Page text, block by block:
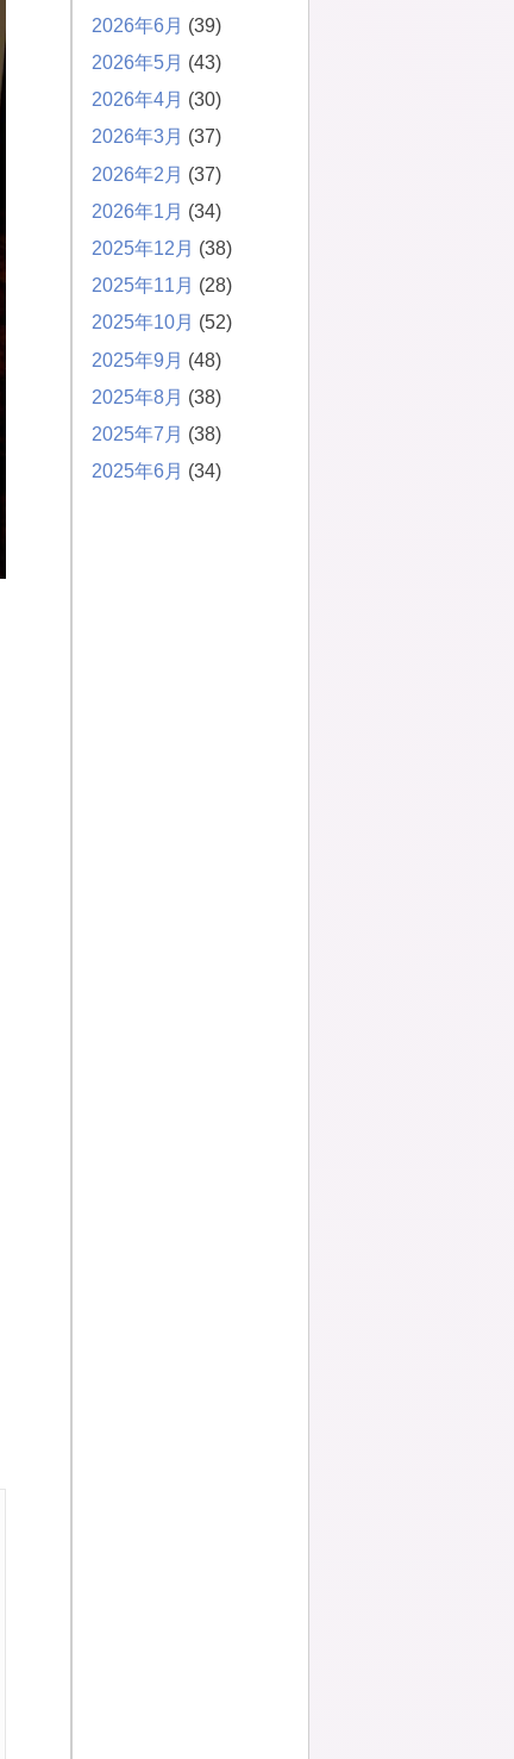
2026年6月 (39)
2026年5月 (43)
2026年4月 (30)
2026年3月 (37)
2026年2月 (37)
2026年1月 (34)
2025年12月 (38)
2025年11月 (28)
2025年10月 (52)
2025年9月 (48)
2025年8月 (38)
2025年7月 (38)
2025年6月 (34)